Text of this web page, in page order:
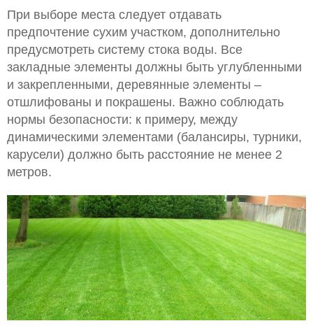
При выборе места следует отдавать
предпочтение сухим участком, дополнительно
предусмотреть систему стока воды. Все
закладные элементы должны быть углубленными
и закрепленными, деревянные элементы –
отшлифованы и покрашены. Важно соблюдать
нормы безопасности: к примеру, между
динамическими элементами (балансиры, турники,
карусели) должно быть расстояние не менее 2
метров.